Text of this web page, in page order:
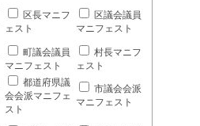
区長マニフ
ェスト
区議会議員
マニフェスト
町議会議員
マニフェスト
村長マニフ
ェスト
都道府県議
会会派マニフェ
スト
市議会会派
マニフェスト